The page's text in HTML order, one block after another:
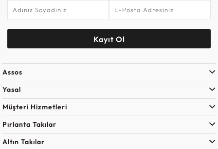
Kayıt Ol
Assos
Yasal
Müşteri Hizmetleri
Pırlanta Takılar
Altın Takılar